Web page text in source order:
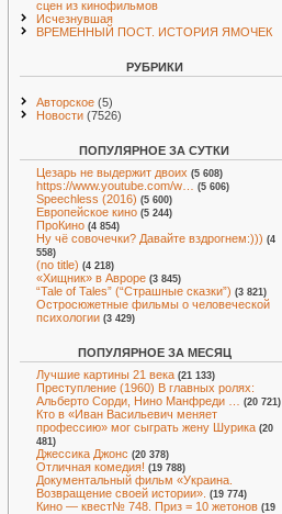
сцен из кинофильмов
Исчезнувшая
ВРЕМЕННЫЙ ПОСТ. ИСТОРИЯ ЯМОЧЕК
РУБРИКИ
Авторское (5)
Новости (7526)
ПОПУЛЯРНОЕ ЗА СУТКИ
Цезарь не выдержит двоих (5 608)
https://www.youtube.com/w… (5 606)
Speechless (2016) (5 600)
Европейское кино (5 244)
ПроКино (4 854)
Ну чё совочечки? Давайте вздрогнем:))) (4
558)
(no title) (4 218)
«Хищник» в Авроре (3 845)
“Tale of Tales” (“Страшные сказки”) (3 821)
Остросюжетные фильмы о человеческой
психологии (3 429)
ПОПУЛЯРНОЕ ЗА МЕСЯЦ
Лучшие картины 21 века (21 133)
Преступление (1960) В главных ролях:
Альберто Сорди, Нино Манфреди …
(20 721)
Кто в «Иван Васильевич меняет
профессию» мог сыграть жену Шурика (20
481)
Джессика Джонс (20 378)
Отличная комедия! (19 788)
Документальный фильм «Украина.
Возвращение своей истории». (19 774)
Кино — квест№ 748. Приз = 10 жетонов (19